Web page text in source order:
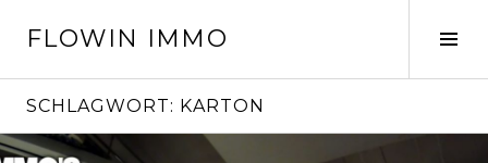
zumFLOWIN IMMO
SCHLAGWORT: KARTON